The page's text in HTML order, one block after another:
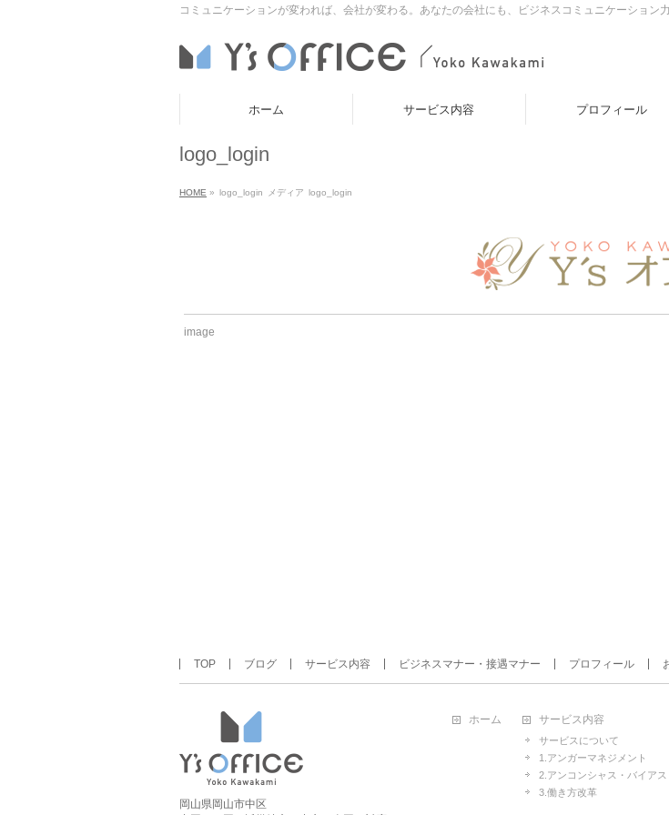
コミュニケーションが変われば、会社が変わる。あなたの会社にも、ビジネスコミュニケーション
ホーム サービス内容 プロフィール
logo_login
HOME » logo_login メディア logo_login
image
TOP ブログ サービス内容 ビジネスマナー・接遇マナー プロフィール
岡山県岡山市中区
ホーム サービス内容
サービスについて
1.アンガーマネジメント
2.アンコンシャス・バイアス
3.働き方改革